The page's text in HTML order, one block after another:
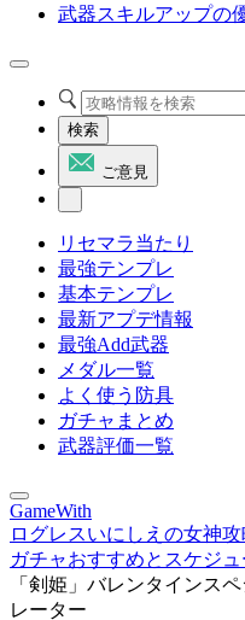
武器スキルアップの
検索
ご意見
リセマラ当たり
最強テンプレ
基本テンプレ
最新アプデ情報
最強Add武器
メダル一覧
よく使う防具
ガチャまとめ
武器評価一覧
GameWith
ログレスいにしえの女神
ガチャおすすめとスケジ
「剣姫」バレンタインス
レーター